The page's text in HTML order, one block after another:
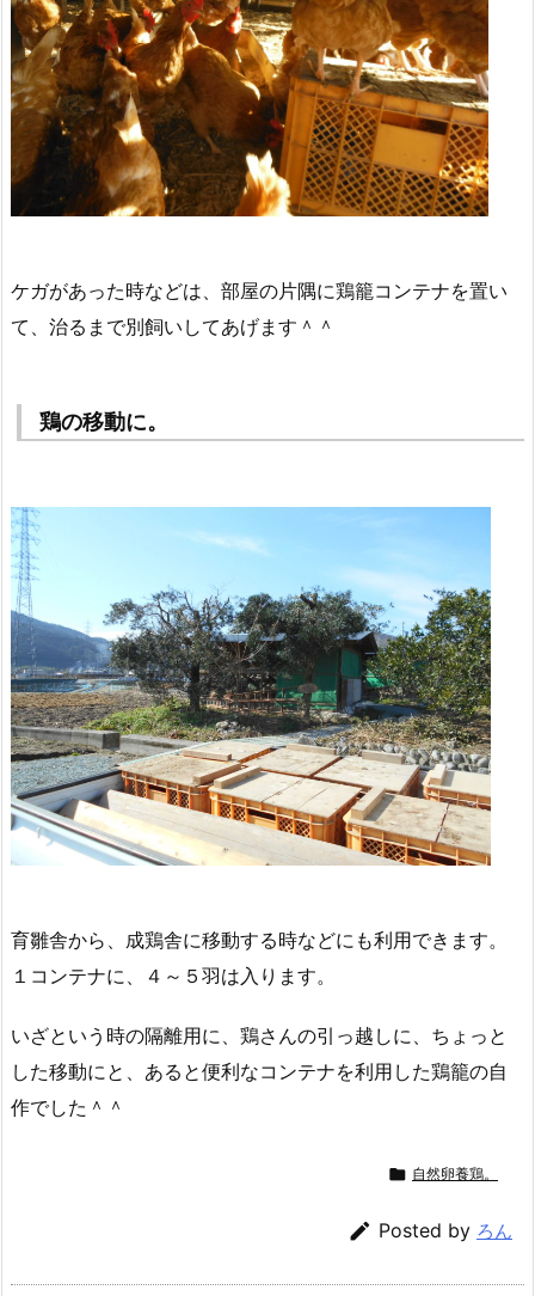
ケガがあった時などは、部屋の片隅に鶏籠コンテナを置い
て、治るまで別飼いしてあげます＾＾
鶏の移動に。
育雛舎から、成鶏舎に移動する時などにも利用できます。
１コンテナに、４～５羽は入ります。
いざという時の隔離用に、鶏さんの引っ越しに、ちょっと
した移動にと、あると便利なコンテナを利用した鶏籠の自
作でした＾＾
 自然卵養鶏。
 Posted by ろん